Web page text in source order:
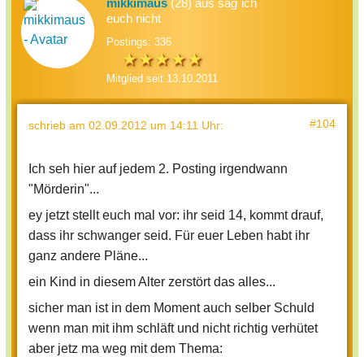
mikkimaus (28) aus sag`ich
euch nicht
Postings: 336
Mitglied seit 13.10.2011
schrieb am 02.09.2012 um 14:11 Uhr: #104
Ich seh hier auf jedem 2. Posting irgendwann
"Mörderin"...
ey jetzt stellt euch mal vor: ihr seid 14, kommt drauf,
dass ihr schwanger seid. Für euer Leben habt ihr
ganz andere Pläne...
ein Kind in diesem Alter zerstört das alles...
sicher man ist in dem Moment auch selber Schuld
wenn man mit ihm schläft und nicht richtig verhütet
aber jetz ma weg mit dem Thema: